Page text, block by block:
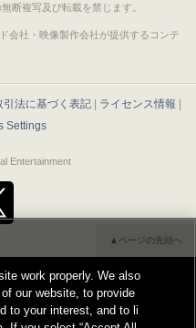
断複写及び転載を禁じます。
会社・映像製作会社が提供するコンテ
引法に基づく表記 ライセンス情報
Settings
Entertainment
▲ページの先頭へ
work properly. We also
our website, to provide
to your interest, and to li